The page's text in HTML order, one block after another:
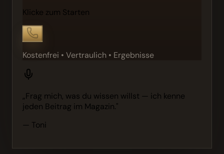
Klicke zum Starten
Kostenfrei • Vertraulich • Ergebnisse
„Frag mich, was du wissen willst — ich kenne
jeden Beitrag im Magazin."
— Toni